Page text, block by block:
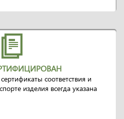
соответствия и
изделия всегда указана